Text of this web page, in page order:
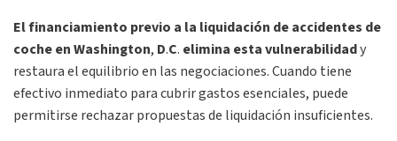
El financiamiento previo a la liquidación de accidentes de
coche en Washington, D.C. elimina esta vulnerabilidady
restaura el equilibrio en las negociaciones. Cuando tiene
efectivo inmediato para cubrir gastos esenciales, puede
permitirse rechazar propuestas de liquidación insuficientes.